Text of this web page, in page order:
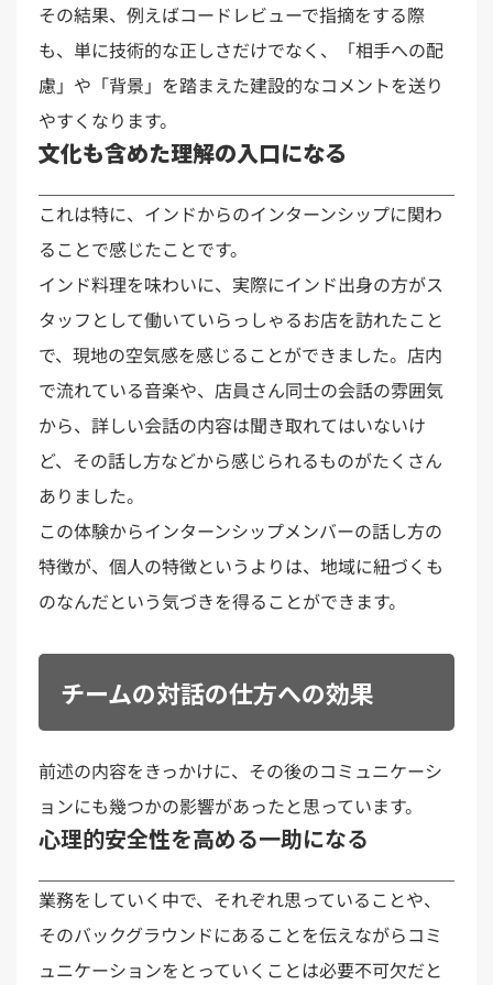
その結果、例えばコードレビューで指摘をする際
も、単に技術的な正しさだけでなく、「相手への配
慮」や「背景」を踏まえた建設的なコメントを送り
やすくなります。
文化も含めた理解の入口になる
これは特に、インドからのインターンシップに関わ
ることで感じたことです。
インド料理を味わいに、実際にインド出身の方がス
タッフとして働いていらっしゃるお店を訪れたこと
で、現地の空気感を感じることができました。店内
で流れている音楽や、店員さん同士の会話の雰囲気
から、詳しい会話の内容は聞き取れてはいないけ
ど、その話し方などから感じられるものがたくさん
ありました。
この体験からインターンシップメンバーの話し方の
特徴が、個人の特徴というよりは、地域に紐づくも
のなんだという気づきを得ることができます。
チームの対話の仕方への効果
前述の内容をきっかけに、その後のコミュニケーシ
ョンにも幾つかの影響があったと思っています。
心理的安全性を高める一助になる
業務をしていく中で、それぞれ思っていることや、
そのバックグラウンドにあることを伝えながらコミ
ュニケーションをとっていくことは必要不可欠だと